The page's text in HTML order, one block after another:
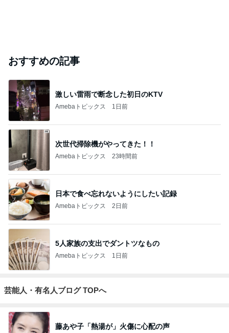
おすすめの記事
激しい雷雨で断念した初日のKTV
Amebaトピックス 1日前
次世代掃除機がやってきた！！
Amebaトピックス 23時間前
日本で食べ忘れないようにしたい記録
Amebaトピックス 2日前
5人家族の支出でダントツなもの
Amebaトピックス 1日前
芸能人・有名人ブログ TOPへ
藤あや子「熱湯が」火傷に心配の声